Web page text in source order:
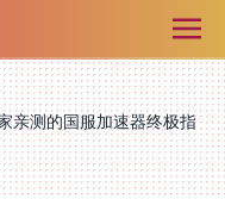
亲测的国服加速器终极指